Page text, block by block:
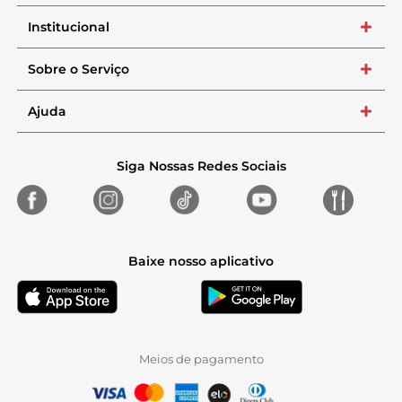
Institucional +
Sobre o Serviço +
Ajuda +
Siga Nossas Redes Sociais
Baixe nosso aplicativo
Meios de pagamento